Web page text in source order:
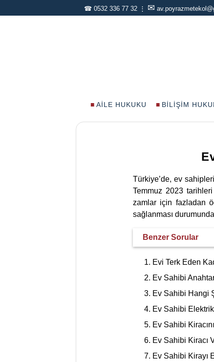
☎ 0532 336 77 32 ⋮ ✉
AILE HUKUKU BILIŞIM
Türkiye’de, ev
Temmuz 2023
zamlar için fazladan
sağlanması
Benzer Sorular
Evi Terk Eden
Ev Sahibi
Ev Sahibi Hangi
Ev Sahibi
Ev Sahibi
Ev Sahibi Kiracı
Ev Sahibi Kirayı